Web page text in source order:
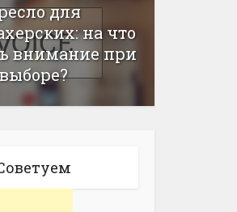
для
на что
внимание при